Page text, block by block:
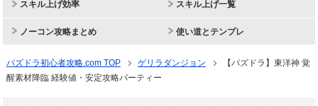
スキル上げ効率 スキル上げ一覧
ノーコン攻略まとめ 使い道とテンプレ
パズドラ初心者攻略.com TOP ゲリラダンジョン
【パズドラ】東洋神 覚
醒素材降臨 経験値・安定攻略パーティー